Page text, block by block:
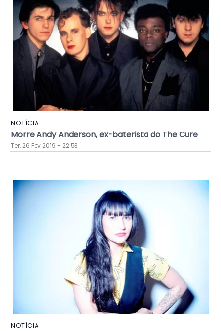
NOTÍCIA
Morre Andy Anderson, ex-baterista do The Cure
Ter, 26 Fev 2019 - 22:53
NOTÍCIA